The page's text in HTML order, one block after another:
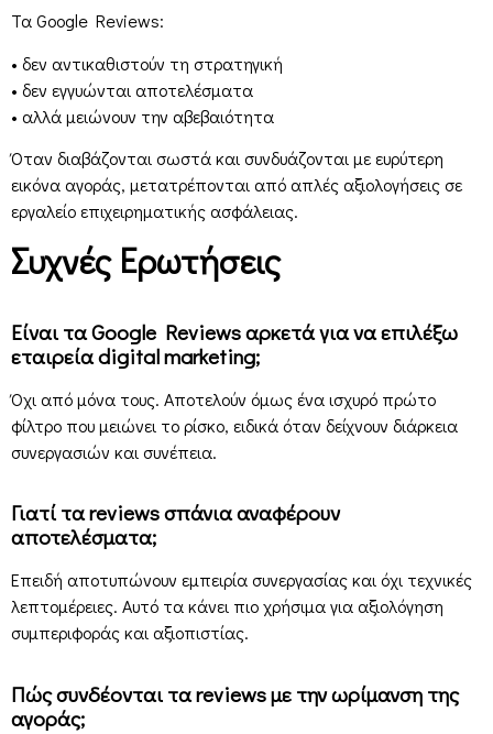
Τα Google Reviews:
• δεν αντικαθιστούν τη στρατηγική
• δεν εγγυώνται αποτελέσματα
• αλλά μειώνουν την αβεβαιότητα
Όταν διαβάζονται σωστά και συνδυάζονται με ευρύτερη
εικόνα αγοράς, μετατρέπονται από απλές αξιολογήσεις σε
εργαλείο επιχειρηματικής ασφάλειας.
Συχνές Ερωτήσεις
Είναι τα Google Reviews αρκετά για να επιλέξω
εταιρεία digital marketing;
Όχι από μόνα τους. Αποτελούν όμως ένα ισχυρό πρώτο
φίλτρο που μειώνει το ρίσκο, ειδικά όταν δείχνουν διάρκεια
συνεργασιών και συνέπεια.
Γιατί τα reviews σπάνια αναφέρουν
αποτελέσματα;
Επειδή αποτυπώνουν εμπειρία συνεργασίας και όχι τεχνικές
λεπτομέρειες. Αυτό τα κάνει πιο χρήσιμα για αξιολόγηση
συμπεριφοράς και αξιοπιστίας.
Πώς συνδέονται τα reviews με την ωρίμανση της
αγοράς;